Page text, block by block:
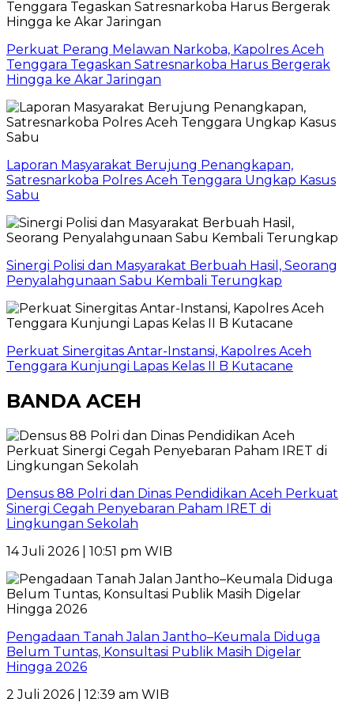
Perkuat Perang Melawan Narkoba, Kapolres Aceh
Tenggara Tegaskan Satresnarkoba Harus Bergerak
Hingga ke Akar Jaringan
Laporan Masyarakat Berujung Penangkapan,
Satresnarkoba Polres Aceh Tenggara Ungkap Kasus
Sabu
Sinergi Polisi dan Masyarakat Berbuah Hasil, Seorang
Penyalahgunaan Sabu Kembali Terungkap
Perkuat Sinergitas Antar-Instansi, Kapolres Aceh
Tenggara Kunjungi Lapas Kelas II B Kutacane
BANDA ACEH
Densus 88 Polri dan Dinas Pendidikan Aceh Perkuat
Sinergi Cegah Penyebaran Paham IRET di
Lingkungan Sekolah
14 Juli 2026 | 10:51 pm WIB
Pengadaan Tanah Jalan Jantho–Keumala Diduga
Belum Tuntas, Konsultasi Publik Masih Digelar
Hingga 2026
2 Juli 2026 | 12:39 am WIB